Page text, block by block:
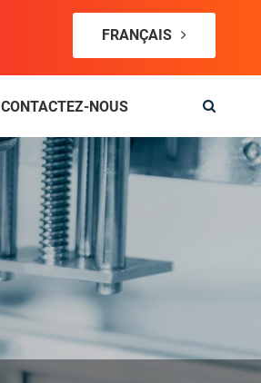
FRANÇAIS
CONTACTEZ-NOUS